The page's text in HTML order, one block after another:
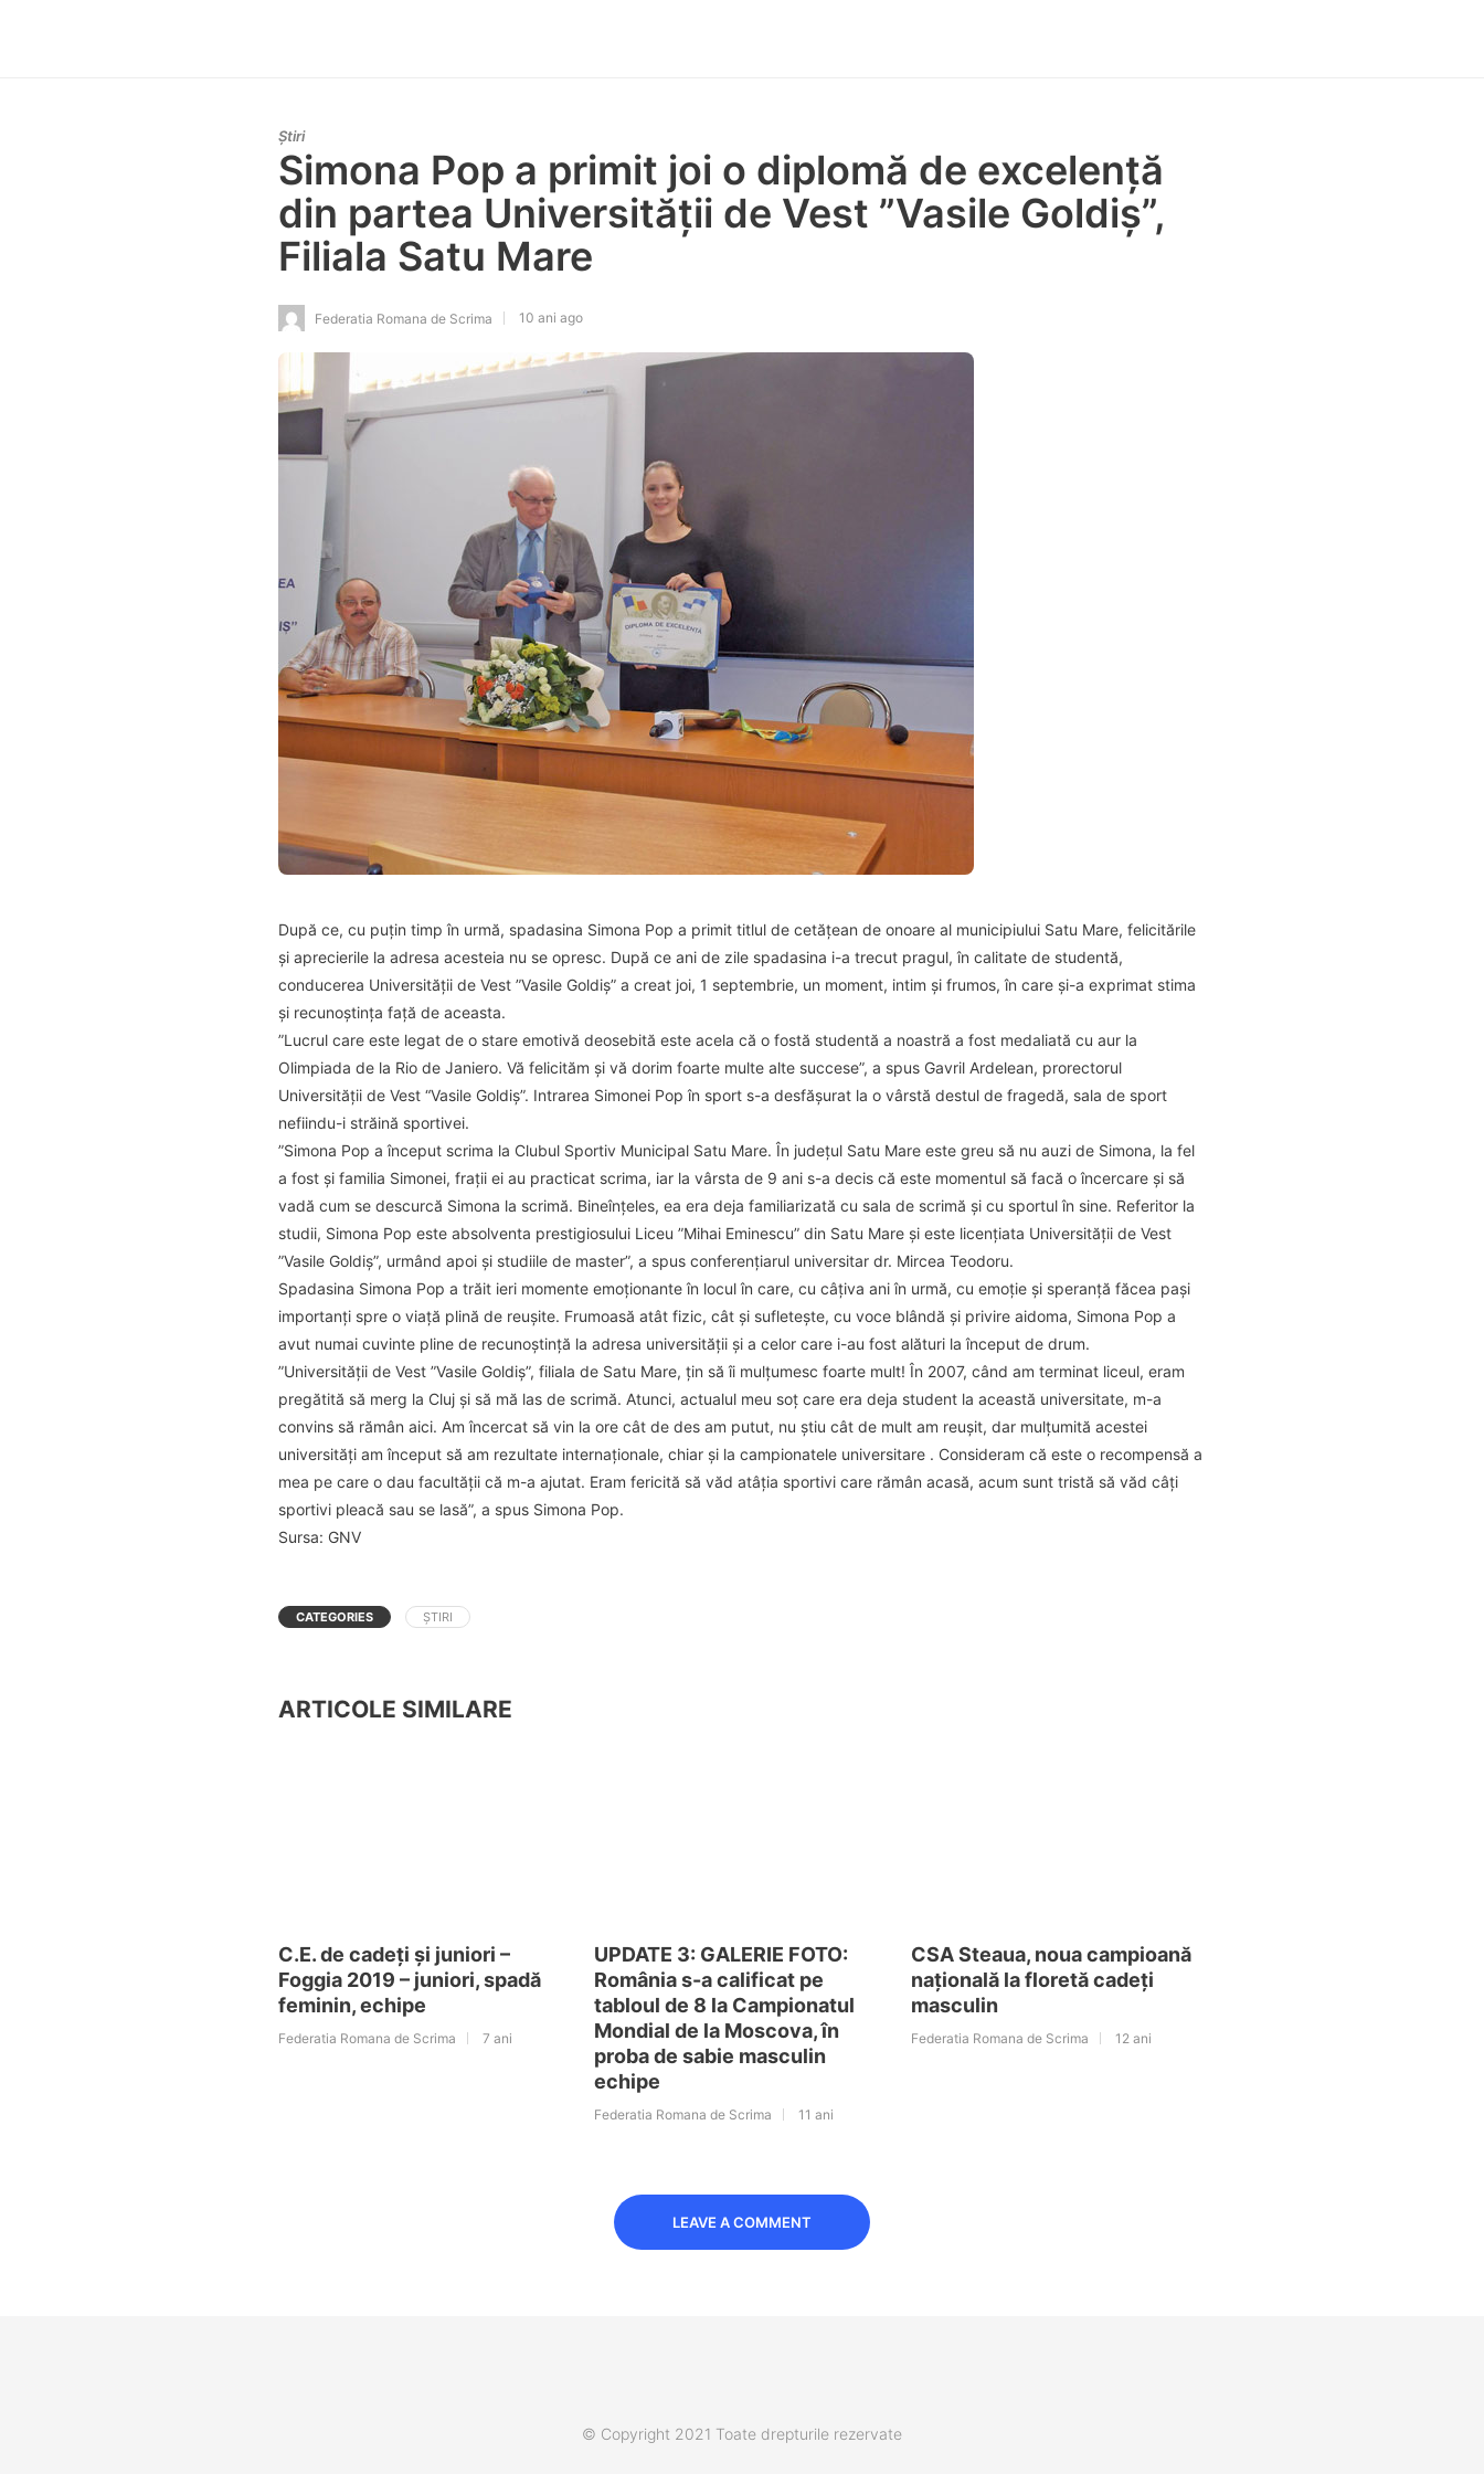
Știri
Simona Pop a primit joi o diplomă de excelență
din partea Universității de Vest ”Vasile Goldiș”,
Filiala Satu Mare
Federatia Romana de Scrima 10 ani ago
După ce, cu puțin timp în urmă, spadasina Simona Pop a primit titlul de cetățean de onoare al municipiului Satu Mare, felicitările
și aprecierile la adresa acesteia nu se opresc. După ce ani de zile spadasina i-a trecut pragul, în calitate de studentă,
conducerea Universității de Vest ”Vasile Goldiș” a creat joi, 1 septembrie, un moment, intim și frumos, în care și-a exprimat stima
și recunoștința față de aceasta.
”Lucrul care este legat de o stare emotivă deosebită este acela că o fostă studentă a noastră a fost medaliată cu aur la
Olimpiada de la Rio de Janiero. Vă felicităm și vă dorim foarte multe alte succese”, a spus Gavril Ardelean, prorectorul
Universității de Vest “Vasile Goldiș”. Intrarea Simonei Pop în sport s-a desfășurat la o vârstă destul de fragedă, sala de sport
nefiindu-i străină sportivei.
”Simona Pop a început scrima la Clubul Sportiv Municipal Satu Mare. În județul Satu Mare este greu să nu auzi de Simona, la fel
a fost și familia Simonei, frații ei au practicat scrima, iar la vârsta de 9 ani s-a decis că este momentul să facă o încercare și să
vadă cum se descurcă Simona la scrimă. Bineînțeles, ea era deja familiarizată cu sala de scrimă și cu sportul în sine. Referitor la
studii, Simona Pop este absolventa prestigiosului Liceu ”Mihai Eminescu” din Satu Mare și este licențiata Universității de Vest
”Vasile Goldiș”, urmând apoi și studiile de master”, a spus conferențiarul universitar dr. Mircea Teodoru.
Spadasina Simona Pop a trăit ieri momente emoționante în locul în care, cu câțiva ani în urmă, cu emoție și speranță făcea pași
importanți spre o viață plină de reușite. Frumoasă atât fizic, cât și sufletește, cu voce blândă și privire aidoma, Simona Pop a
avut numai cuvinte pline de recunoștință la adresa universității și a celor care i-au fost alături la început de drum.
”Universității de Vest ”Vasile Goldiș”, filiala de Satu Mare, țin să îi mulțumesc foarte mult! În 2007, când am terminat liceul, eram
pregătită să merg la Cluj și să mă las de scrimă. Atunci, actualul meu soț care era deja student la această universitate, m-a
convins să rămân aici. Am încercat să vin la ore cât de des am putut, nu știu cât de mult am reușit, dar mulțumită acestei
universități am început să am rezultate internaționale, chiar și la campionatele universitare . Consideram că este o recompensă a
mea pe care o dau facultății că m-a ajutat. Eram fericită să văd atâția sportivi care rămân acasă, acum sunt tristă să văd câți
sportivi pleacă sau se lasă”, a spus Simona Pop.
Sursa: GNV
CATEGORIES ȘTIRI
ARTICOLE SIMILARE
C.E. de cadeți și juniori –
Foggia 2019 – juniori, spadă
feminin, echipe
Federatia Romana de Scrima 7 ani
UPDATE 3: GALERIE FOTO:
România s-a calificat pe
tabloul de 8 la Campionatul
Mondial de la Moscova, în
proba de sabie masculin
echipe
Federatia Romana de Scrima 11 ani
CSA Steaua, noua campioană
națională la floretă cadeți
masculin
Federatia Romana de Scrima 12 ani
LEAVE A COMMENT
© Copyright 2021 Toate drepturile rezervate